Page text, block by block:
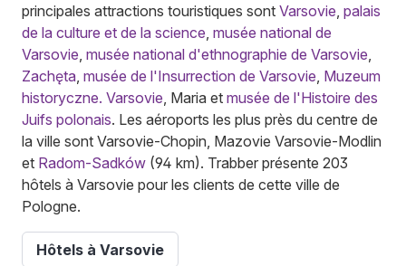
principales attractions touristiques sont Varsovie palais
de la culture et de la science musée national de
Varsovie musée national d'ethnographie de Varsovie
Zachęta musée de l'Insurrection de Varsovie Muzeum
historyczne. Varsovie , Maria et musée de l'Histoire des
Juifs polonais. Les aéroports les plus près du centre de
la ville sont Varsovie-Chopin, Mazovie Varsovie-Modlin
et Radom-Sadków (94 km). Trabber présente 203
hôtels à Varsovie pour les clients de cette ville de
Pologne.
Hôtels à Varsovie